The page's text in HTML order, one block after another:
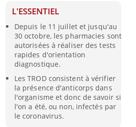
L'ESSENTIEL
Depuis le 11 juillet et jusqu'au
30 octobre, les pharmacies sont
autorisées à réaliser des tests
rapides d'orientation
diagnostique.
Les TROD consistent à vérifier
la présence d'anticorps dans
l'organisme et donc de savoir si
l'on a été, ou non, infectés par
le coronavirus.